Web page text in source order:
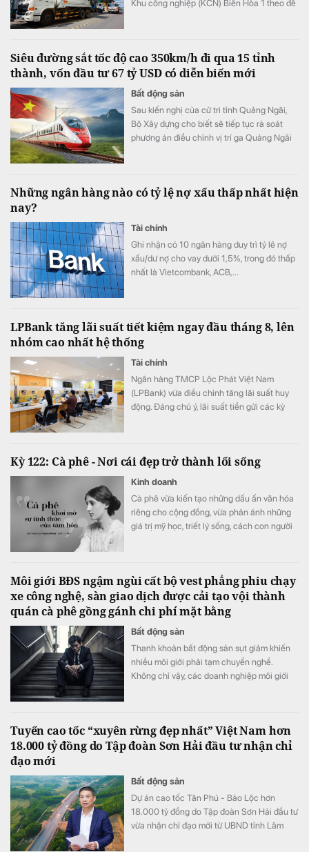
Khu công nghiệp (KCN) Biên Hòa 1 theo đề
Siêu đường sắt tốc độ cao 350km/h đi qua 15 tỉnh
thành, vốn đầu tư 67 tỷ USD có diễn biến mới
Bất động sản
Sau kiến nghị của cử tri tỉnh Quảng Ngãi,
Bộ Xây dựng cho biết sẽ tiếp tục rà soát
phương án điều chỉnh vị trí ga Quảng Ngãi
Những ngân hàng nào có tỷ lệ nợ xấu thấp nhất hiện
nay?
Tài chính
Ghi nhận có 10 ngân hàng duy trì tỷ lê nợ
xấu/dư nợ cho vay dưới 1,5%, trong đó thấp
nhất là Vietcombank, ACB,...
LPBank tăng lãi suất tiết kiệm ngay đầu tháng 8, lên
nhóm cao nhất hệ thống
Tài chính
Ngân hàng TMCP Lộc Phát Việt Nam
(LPBank) vừa điều chỉnh tăng lãi suất huy
động. Đáng chú ý, lãi suất tiền gửi các kỳ
7,3%/năm.
Kỳ 122: Cà phê - Nơi cái đẹp trở thành lối sống
Kinh doanh
Cà phê vừa kiến tạo những dấu ấn văn hóa
riêng cho cộng đồng, vừa phản ánh những
giá trị mỹ học, triết lý sống, cách con người
Môi giới BĐS ngậm ngùi cất bộ vest phẳng phiu chạy
xe công nghệ, sàn giao dịch được cải tạo vội thành
quán cà phê gồng gánh chi phí mặt bằng
Bất động sản
Thanh khoản bất động sản sụt giảm khiến
nhiều môi giới phải tạm chuyển nghề.
Không chỉ vậy, các doanh nghiệp môi giới
Tuyến cao tốc “xuyên rừng đẹp nhất” Việt Nam hơn
18.000 tỷ đồng do Tập đoàn Sơn Hải đầu tư nhận chỉ
đạo mới
Bất động sản
Dự án cao tốc Tân Phú - Bảo Lộc hơn
18.000 tỷ đồng do Tập đoàn Sơn Hải đầu tư
vừa nhận chỉ đạo mới từ UBND tỉnh Lâm